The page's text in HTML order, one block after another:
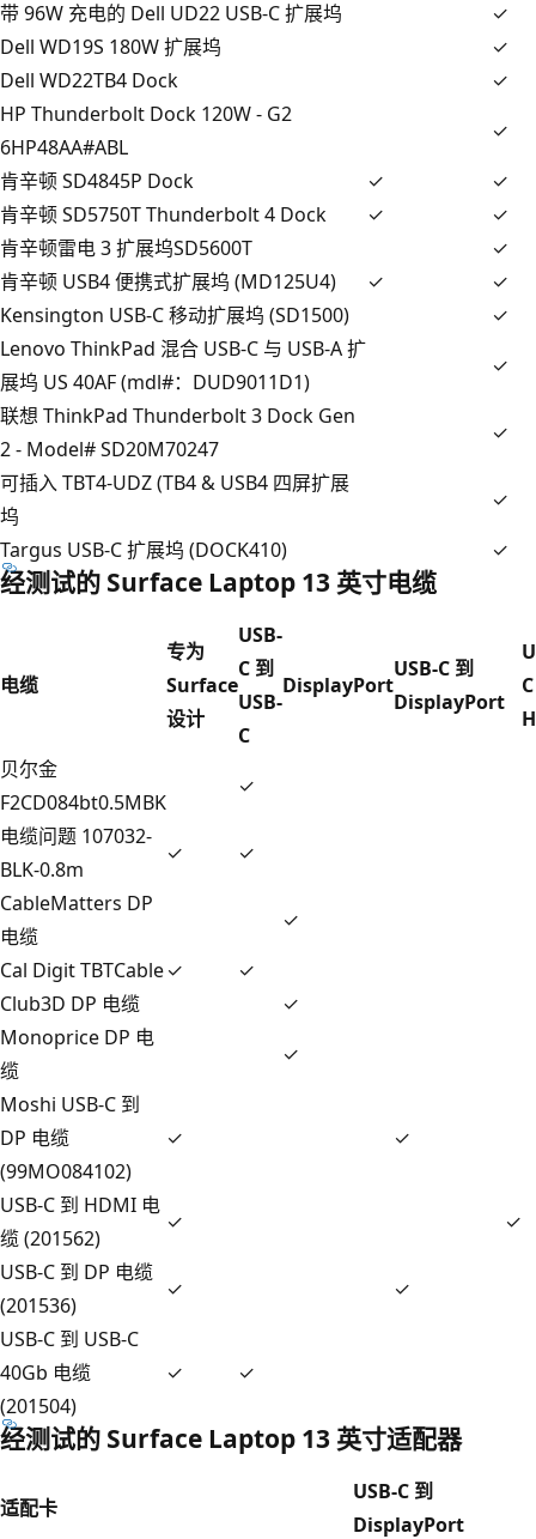
带 96W 充电的 Dell UD22 USB-C 扩展坞
✓
Dell WD19S 180W 扩展坞
✓
Dell WD22TB4 Dock
✓
HP Thunderbolt Dock 120W - G2
6HP48AA#ABL
✓
肯辛顿 SD4845P Dock
✓
✓
肯辛顿 SD5750T Thunderbolt 4 Dock
✓
✓
肯辛顿雷电 3 扩展坞SD5600T
✓
肯辛顿 USB4 便携式扩展坞 (MD125U4)
✓
✓
Kensington USB-C 移动扩展坞 (SD1500)
✓
Lenovo ThinkPad 混合 USB-C 与 USB-A 扩
展坞 US 40AF (mdl#：DUD9011D1)
✓
联想 ThinkPad Thunderbolt 3 Dock Gen
2 - Model# SD20M70247
✓
可插入 TBT4-UDZ (TB4 & USB4 四屏扩展
坞
✓
Targus USB-C 扩展坞 (DOCK410)
✓
经测试的 Surface Laptop 13 英寸电缆
电缆
专为
Surface
设计
USB-
C 到
USB-
C
DisplayPort
USB-C 到
DisplayPort
贝尔金
F2CD084bt0.5MBK
✓
电缆问题 107032-
BLK-0.8m
✓
✓
CableMatters DP
电缆
✓
Cal Digit TBTCable✓
✓
Club3D DP 电缆
✓
Monoprice DP 电
缆
✓
Moshi USB-C 到
DP 电缆
(99MO084102)
✓ ✓
USB-C 到 HDMI 电
缆 (201562)
✓
✓
USB-C 到 DP 电缆
(201536)
✓
✓
USB-C 到 USB-C
40Gb 电缆
(201504)
✓ ✓
经测试的 Surface Laptop 13 英寸适配器
适配卡
USB-C 到
DisplayPort